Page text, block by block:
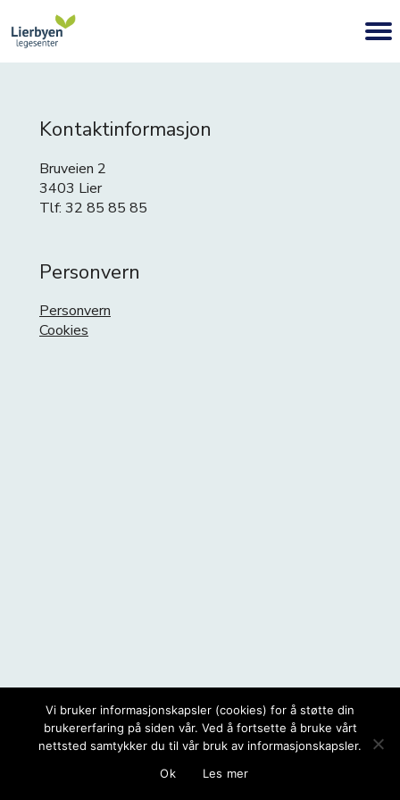
Kontaktinformasjon
Bruveien 2
3403 Lier
Tlf: 32 85 85 85
Personvern
Personvern
Cookies
Vi bruker informasjonskapsler (cookies) for å støtte din
brukererfaring på siden vår. Ved å fortsette å bruke vårt
nettsted samtykker du til vår bruk av informasjonskapsler.
Ok
Les mer